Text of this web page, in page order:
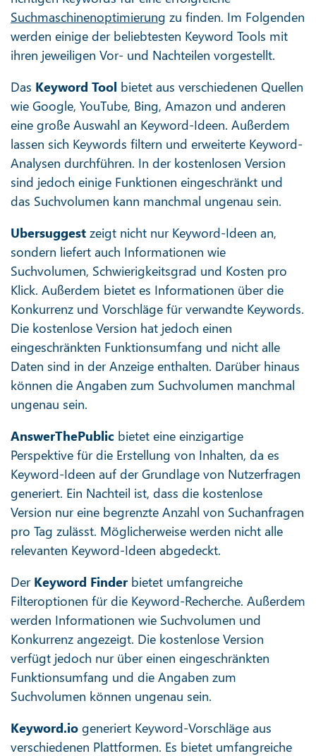
Suchmaschinenoptimierung zu finden. Im Folgenden
werden einige der beliebtesten Keyword Tools mit
ihren jeweiligen Vor- und Nachteilen vorgestellt.
Das Keyword Tool bietet aus verschiedenen Quellen
wie Google, YouTube, Bing, Amazon und anderen
eine große Auswahl an Keyword-Ideen. Außerdem
lassen sich Keywords filtern und erweiterte Keyword-
Analysen durchführen. In der kostenlosen Version
sind jedoch einige Funktionen eingeschränkt und
das Suchvolumen kann manchmal ungenau sein.
Ubersuggest zeigt nicht nur Keyword-Ideen an,
sondern liefert auch Informationen wie
Suchvolumen, Schwierigkeitsgrad und Kosten pro
Klick. Außerdem bietet es Informationen über die
Konkurrenz und Vorschläge für verwandte Keywords.
Die kostenlose Version hat jedoch einen
eingeschränkten Funktionsumfang und nicht alle
Daten sind in der Anzeige enthalten. Darüber hinaus
können die Angaben zum Suchvolumen manchmal
ungenau sein.
AnswerThePublic bietet eine einzigartige
Perspektive für die Erstellung von Inhalten, da es
Keyword-Ideen auf der Grundlage von Nutzerfragen
generiert. Ein Nachteil ist, dass die kostenlose
Version nur eine begrenzte Anzahl von Suchanfragen
pro Tag zulässt. Möglicherweise werden nicht alle
relevanten Keyword-Ideen abgedeckt.
Der Keyword Finder bietet umfangreiche
Filteroptionen für die Keyword-Recherche. Außerdem
werden Informationen wie Suchvolumen und
Konkurrenz angezeigt. Die kostenlose Version
verfügt jedoch nur über einen eingeschränkten
Funktionsumfang und die Angaben zum
Suchvolumen können ungenau sein.
Keyword.io generiert Keyword-Vorschläge aus
verschiedenen Plattformen. Es bietet umfangreiche